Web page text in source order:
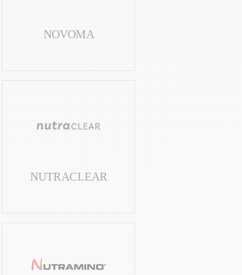
NOVOMA
NUTRACLEAR